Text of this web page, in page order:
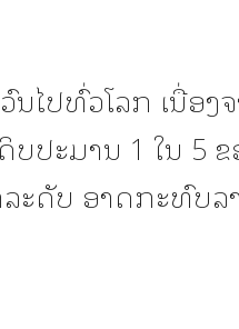
ໄປທົ່ວໂລກ ເນື່ອງ
ປະມານ 1 ໃນ 5 ຂ
ະດັບ ອາດກະທົບລ